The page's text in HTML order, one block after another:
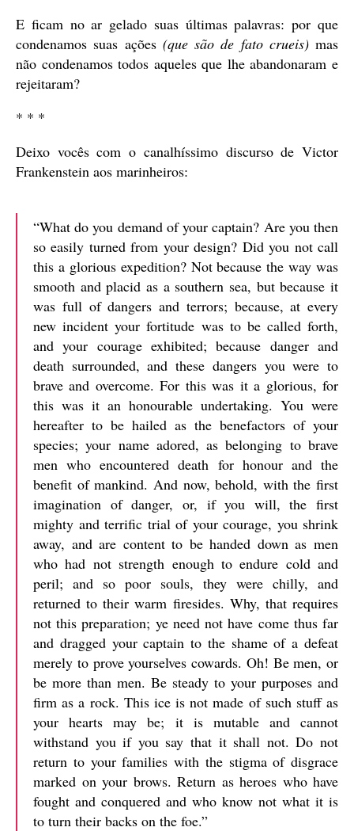
E ficam no ar gelado suas últimas palavras: por que
condenamos suas ações (que são de fato crueis)mas
não condenamos todos aqueles que lhe abandonaram e
rejeitaram?
* * *
Deixo vocês com o canalhíssimo discurso de Victor
Frankenstein aos marinheiros:
“What do you demand of your captain? Are you then
so easily turned from your design? Did you not call
this a glorious expedition? Not because the way was
smooth and placid as a southern sea, but because it
was full of dangers and terrors; because, at every
new incident your fortitude was to be called forth,
and your courage exhibited; because danger and
death surrounded, and these dangers you were to
brave and overcome. For this was it a glorious, for
this was it an honourable undertaking. You were
hereafter to be hailed as the benefactors of your
species; your name adored, as belonging to brave
men who encountered death for honour and the
benefit of mankind. And now, behold, with the first
imagination of danger, or, if you will, the first
mighty and terrific trial of your courage, you shrink
away, and are content to be handed down as men
who had not strength enough to endure cold and
peril; and so poor souls, they were chilly, and
returned to their warm firesides. Why, that requires
not this preparation; ye need not have come thus far
and dragged your captain to the shame of a defeat
merely to prove yourselves cowards. Oh! Be men, or
be more than men. Be steady to your purposes and
firm as a rock. This ice is not made of such stuff as
your hearts may be; it is mutable and cannot
withstand you if you say that it shall not. Do not
return to your families with the stigma of disgrace
marked on your brows. Return as heroes who have
fought and conquered and who know not what it is
to turn their backs on the foe.”